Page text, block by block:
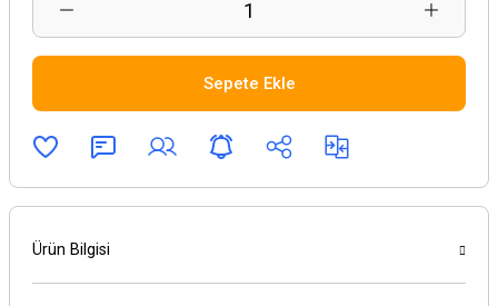
Sepete Ekle
Ürün Bilgisi